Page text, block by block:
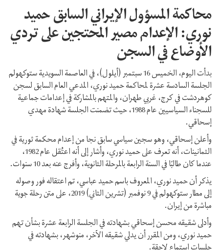
محاكمة المسؤول الإيراني السابق حميد
نوري: الإعدام مصير المحتجين على تردي
الأوضاع في السجن
بدأت اليوم، الخميس 16 سبتمبر (أيلول)، في العاصمة السويدية ستوكهولم
الجلسة السادسة عشرة لمحاكمة حميد نوري، المدعي العام السابق لسجن
كوهردشت في كرج، غربي طهران، والمتهم بالمشاركة في إعدامات جماعية
للسجناء السياسيين عام 1988، حيث تضمنت الجلسة شهادة مهدي
إسحاقي.
وأعلن إسحاقي، وهو سجين سياسي سابق نجا من إعدام محكمة ثورية في
الثمانينات، أنه تعرف على حميد نوري، وأشار إلى أنه اعتُقل عام 1982،
عندما كان طالبًا في السنة الرابعة بالمرحلة الثانوية، وأفرج عنه بعد 10 سنوات.
يذكر أن حميد نوري، المعروف باسم حميد عباسي، تم اعتقاله فور وصوله
إلى مطار ستوكهولم في 9 نوفمبر (تشرين الثاني) 2019، على متن رحلة جوية
مباشرة من إيران.
وأدلى شقيقه محسن إسحاقي بشهادته في الجلسة الرابعة عشرة بشأن تهم
حميد نوري، ومن المقرر أن يدلي شقيقه الآخر، منوشهر، بشهادته في